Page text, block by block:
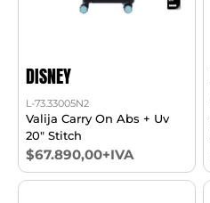
DISNEY
L-73.33005N2
Valija Carry On Abs + Uv
20" Stitch
$67.890,00+IVA